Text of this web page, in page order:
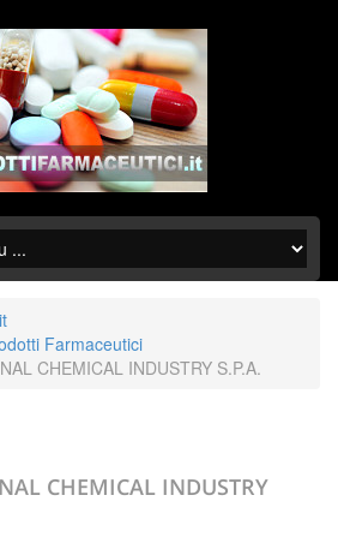
Farmaceutici
CHEMICAL INDUSTRY S.P.A.
CHEMICAL INDUSTRY